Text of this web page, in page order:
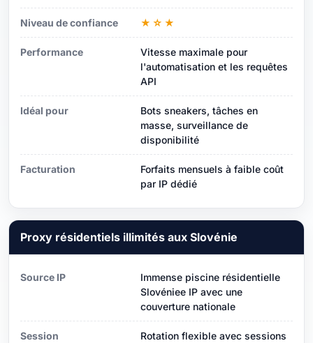
Niveau de confiance ★☆★
Performance
Vitesse maximale pour
l'automatisation et les requêtes
API
Idéal pour
Bots sneakers, tâches en
masse, surveillance de
disponibilité
Facturation
Forfaits mensuels à faible coût
par IP dédié
Proxy résidentiels illimités aux Slovénie
Source IP
Immense piscine résidentielle
Slovéniee IP avec une
couverture nationale
Session
Rotation flexible avec sessions